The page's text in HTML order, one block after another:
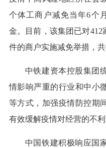
个体工商户减免当年6个
金。目前，该集团已对
件的商户实施减免举措，共
中铁建资本控股集团
情影响严重的行业和中小
等方式，加强疫情防控期
有效缓解疫情对经营的不利
中国铁建积极响应国